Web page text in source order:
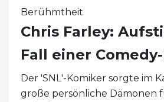
Berühmtheit
Chris Farley:
Fall einer
Der 'SNL'-Komiker sorgte im
große persönliche Dämonen